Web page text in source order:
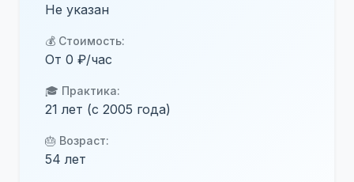
Не указан
💰 Стоимость:
От 0 ₽/час
🎓 Практика:
21 лет (с 2005 года)
🎂 Возраст:
54 лет